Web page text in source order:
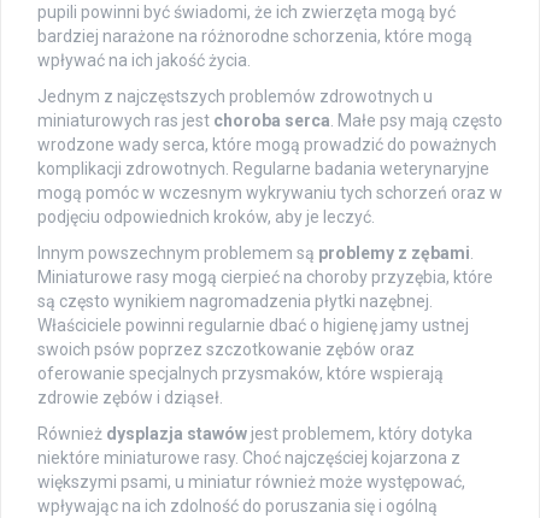
pupili powinni być świadomi, że ich zwierzęta mogą być
bardziej narażone na różnorodne schorzenia, które mogą
wpływać na ich jakość życia.
Jednym z najczęstszych problemów zdrowotnych u
miniaturowych ras jest choroba serca. Małe psy mają często
wrodzone wady serca, które mogą prowadzić do poważnych
komplikacji zdrowotnych. Regularne badania weterynaryjne
mogą pomóc w wczesnym wykrywaniu tych schorzeń oraz w
podjęciu odpowiednich kroków, aby je leczyć.
Innym powszechnym problemem są problemy z zębami.
Miniaturowe rasy mogą cierpieć na choroby przyzębia, które
są często wynikiem nagromadzenia płytki nazębnej.
Właściciele powinni regularnie dbać o higienę jamy ustnej
swoich psów poprzez szczotkowanie zębów oraz
oferowanie specjalnych przysmaków, które wspierają
zdrowie zębów i dziąseł.
Również dysplazja stawów jest problemem, który dotyka
niektóre miniaturowe rasy. Choć najczęściej kojarzona z
większymi psami, u miniatur również może występować,
wpływając na ich zdolność do poruszania się i ogólną